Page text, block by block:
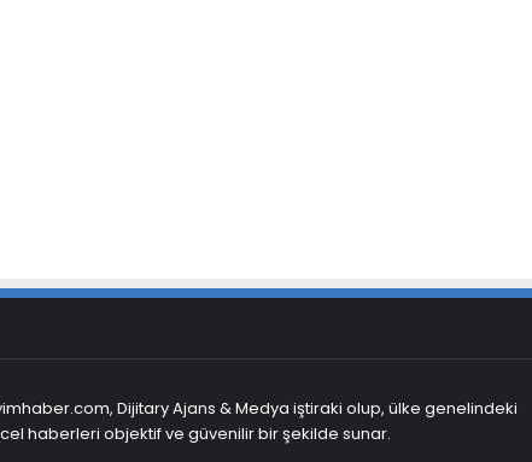
Dijitary Ajans & Medya iştiraki olup, ülke genelindeki
haberleri objektif ve güvenilir bir şekilde sunar.